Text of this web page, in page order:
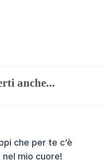
anche...
che per te c’è
mio cuore!